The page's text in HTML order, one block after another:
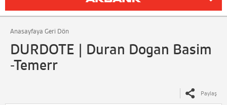
Anasayfaya Geri Dön
DURDOTE | Duran Dogan Basim
-Temerr
Paylaş